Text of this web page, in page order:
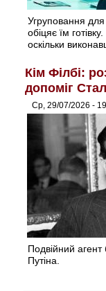
Угруповання для
обіцяє їм
оскільки
Кім Філбі:
допоміг
Ср, 29/07/2026 -
Подвійний агент
Путіна.